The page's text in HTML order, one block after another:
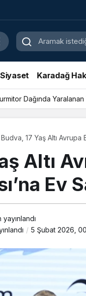
Siyaset Karadağ
Dağında Yaralanan
Budva, 17 Yaş Altı Avrupa
Altı
Ev
5 Şubat 2026,